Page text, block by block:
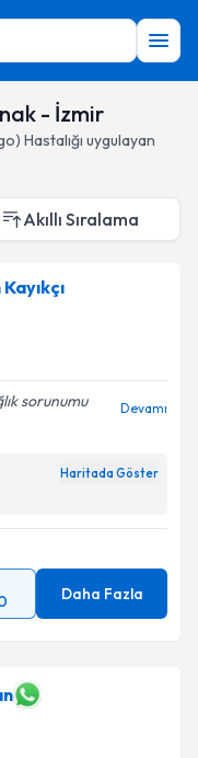
- İzmir
Hastalığı uygulayan
Akıllı Sıralama
sorunumu
Devamı
Haritada Göster
Daha Fazla